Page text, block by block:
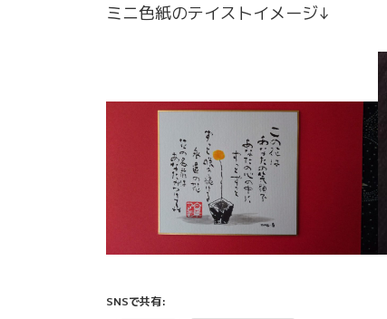
ミニ色紙のテイストイメージ↓
SNSで共有: